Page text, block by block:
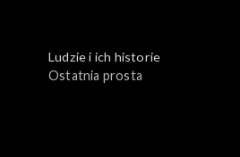
Ludzie i ich historie
Ostatnia prosta